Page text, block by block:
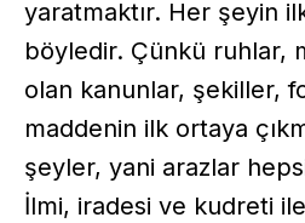
yaratmaktır. Her şeyin ilk
böyledir. Çünkü ruhlar,
olan kanunlar, şekiller,
maddenin ilk ortaya
şeyler, yani arazlar
İlmi, iradesi ve kudreti